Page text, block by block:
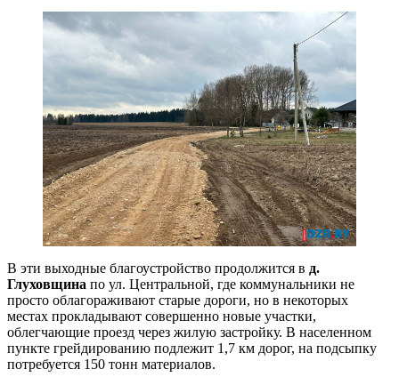
В эти выходные благоустройство продолжится в д.
Глуховщина по ул. Центральной, где коммунальники не
просто облагораживают старые дороги, но в некоторых
местах прокладывают совершенно новые участки,
облегчающие проезд через жилую застройку. В населенном
пункте грейдированию подлежит 1,7 км дорог, на подсыпку
потребуется 150 тонн материалов.